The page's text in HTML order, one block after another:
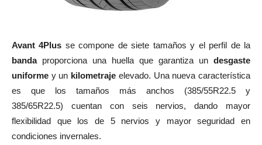
Avant 4Plus se compone de siete tamaños y el perfil de la
bandaproporciona una huella que garantiza un desgaste
uniforme y un kilometraje elevado. Una nueva característica
es que los tamaños más anchos (385/55R22.5 y
385/65R22.5) cuentan con seis nervios, dando mayor
flexibilidad que los de 5 nervios y mayor seguridad en
condiciones invernales.